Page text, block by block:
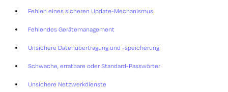
Fehlen eines sicheren Update-Mechanismus
Fehlendes Gerätemanagement
Unsichere Datenübertragung und -speicherung
Schwache, erratbare oder Standard-Passwörter
Unsichere Netzwerkdienste